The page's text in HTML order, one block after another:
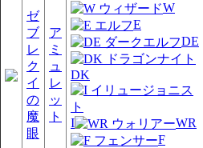
ゼ
ブ
レ
ク
イ
の
魔
眼
ア
ミ
ュ
レ
ッ
ト
W
E
DE
DK
I
WR
F